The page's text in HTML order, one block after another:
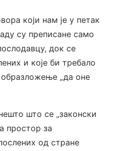
који нам је у петак
су преписане само
док се
и које би требало
„да оне
што се „законски
простор за
од стране